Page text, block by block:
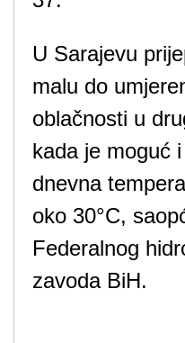
U Sarajevu
malu do
oblačnosti u
kada je moguć
dnevna
oko 30°C,
Federalnog
zavoda BiH.